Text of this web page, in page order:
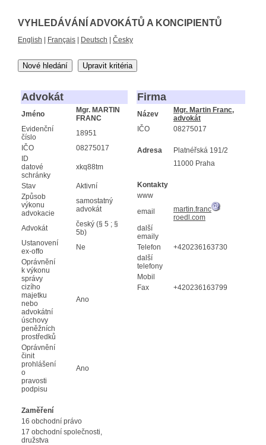
VYHLEDÁVÁNÍ ADVOKÁTŮ A KONCIPIENTŮ
English Français Deutsch Česky
Nové hledání Upravit kritéria
Advokát
Jméno
Mgr. MARTIN
FRANC
Evidenční
číslo
18951
IČO
08275017
ID
datové
schránky
xkq88tm
Stav
Aktivní
Způsob
výkonu
advokacie
samostatný
advokát
Advokát
český (§ 5 ; §
5b)
Ustanovení
ex-offo
Ne
Oprávnění
k výkonu
správy
cizího
majetku
nebo
advokátní
úschovy
peněžních
prostředků
Ano
Oprávnění
činit
prohlášení
o
pravosti
podpisu
Ano
Zaměření
16 obchodní právo
17 obchodní společnosti,
družstva
Firma
Název
Mgr. Martin Franc,
advokát
IČO
08275017
Adresa
Platnéřská 191/2
11000 Praha
Kontakty
www
email
martin.franc
roedl.com
další
emaily
Telefon
+420236163730
další
telefony
Mobil
Fax
+420236163799